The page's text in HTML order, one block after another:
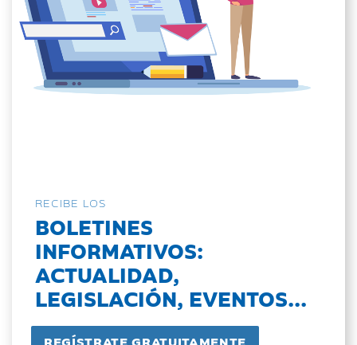
RECIBE LOS
BOLETINES
INFORMATIVOS:
ACTUALIDAD,
LEGISLACIÓN, EVENTOS...